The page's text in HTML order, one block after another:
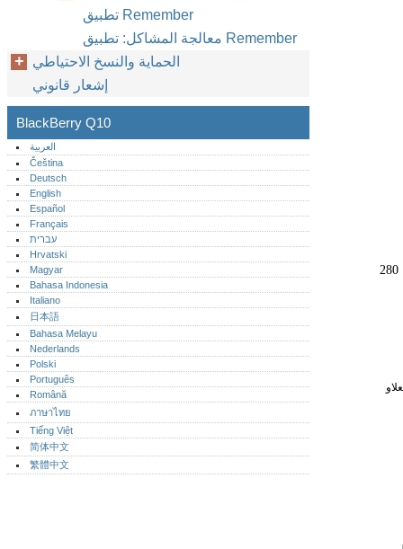
280
تطبيق Remember
معالجة المشاكل: تطبيق Remember
الحماية والنسخ الاحتياطي
إشعار قانوني
BlackBerry Q10
العربية
Čeština
Deutsch
English
Español
Français
עברית
Hrvatski
Magyar
Bahasa Indonesia
Italiano
日本語
Bahasa Melayu
Nederlands
Polski
Português‎
Română
ภาษาไทย
Tiếng Việt
简体中文
繁體中文